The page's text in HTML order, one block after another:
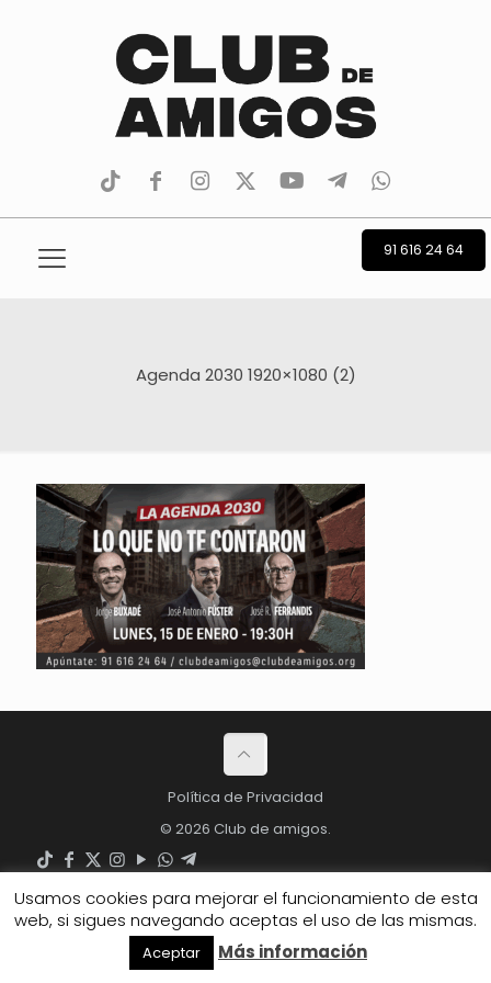
tiktokfacebookinstagram
TwitterYoutubeTelegramwhatsapp
91 616 24 64
Agenda 2030 1920×1080 (2)
Política de Privacidad
© 2026 Club de amigos.
Usamos cookies para mejorar el funcionamiento de esta
web, si sigues navegando aceptas el uso de las mismas.
Aceptar Más información